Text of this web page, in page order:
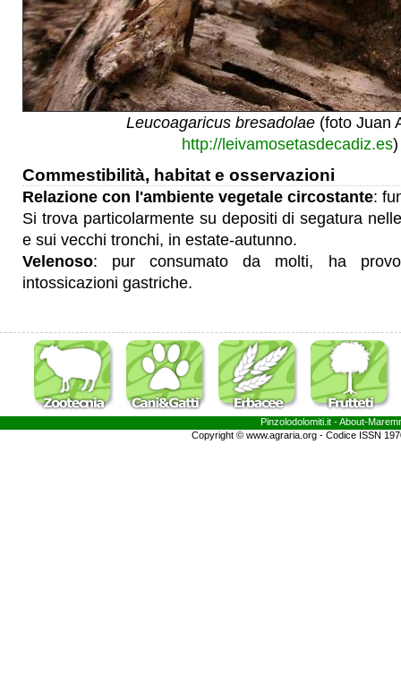
Leucoagaricus bresadolae (foto Juan
http://leivamosetasdecadiz.es)
Commestibilità, habitat e osservazioni
Relazione con l'ambiente vegetale circostante:
Si trova particolarmente su depositi di segatura
e sui vecchi tronchi, in estate-autunno.
Velenoso: pur consumato da molti, ha
intossicazioni gastriche.
Pinzolodolomiti.it - About-
Copyright © www.agraria.org - Codice ISSN